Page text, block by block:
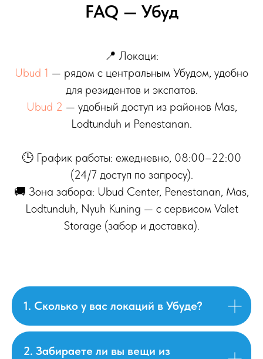
FAQ — Убуд
📍 Локаци:
Ubud 1 — рядом с центральным Убудом, удобно
для резидентов и экспатов.
Ubud 2 — удобный доступ из районов Mas,
Lodtunduh и Penestanan.
🕒 График работы: ежедневно, 08:00–22:00
(24/7 доступ по запросу).
🚚 Зона забора: Ubud Center, Penestanan, Mas,
Lodtunduh, Nyuh Kuning — с сервисом Valet
Storage (забор и доставка).
1. Сколько у вас локаций в Убуде?
2. Забираете ли вы вещи из